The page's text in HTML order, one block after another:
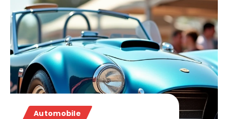
Automobile